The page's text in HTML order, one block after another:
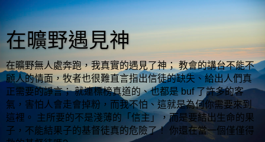
在曠野遇見神
在曠野無人處奔跑，我真實的遇見了神； 教會的講台不能不
顧人的情面，牧者也很難直言指出信徒的缺失、給出人們真
正需要的諍言； 就連標榜真道的、也都是 buf 了許多的客
氣，害怕人會走會掉粉，而我不怕、這就是為何你需要來到
這裡。 主所要的不是淺薄的「信主」，而是要結出生命的果
子，不能結果子的基督徒真的危險了！ 你還在當一個僅僅得